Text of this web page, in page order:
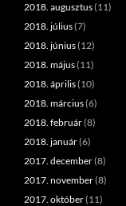
2018. augusztus(11)
2018. július(7)
2018. június(12)
2018. május(11)
2018. április(10)
2018. március(6)
2018. február(8)
2018. január(6)
2017. december(8)
2017. november(8)
2017. október(11)